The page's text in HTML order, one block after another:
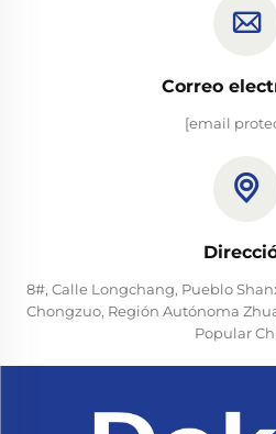
Correo
[email
8#, Calle Longchang, Pueblo
Chongzuo, Región Autónoma
Popular